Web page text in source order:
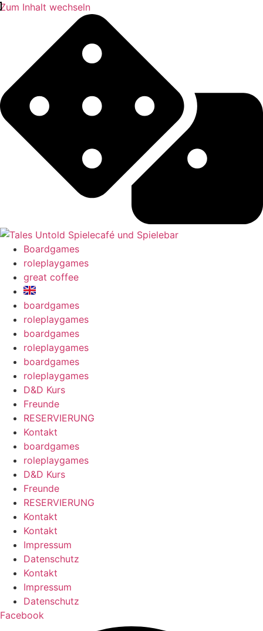
Zum Inhalt wechseln
Boardgames
roleplaygames
great coffee
boardgames
roleplaygames
boardgames
roleplaygames
boardgames
roleplaygames
D&D Kurs
Freunde
RESERVIERUNG
Kontakt
boardgames
roleplaygames
D&D Kurs
Freunde
RESERVIERUNG
Kontakt
Kontakt
Impressum
Datenschutz
Kontakt
Impressum
Datenschutz
Facebook